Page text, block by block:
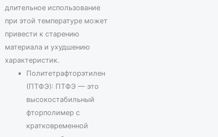
длительное использование
при этой температуре может
привести к старению
материала и ухудшению
характеристик.
Политетрафторэтилен
(ПТФЭ): ПТФЭ — это
высокостабильный
фторполимер с
кратковременной